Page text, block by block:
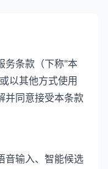
务条款（下称"本
以其他方式使用
并同意接受本条款
音输入、智能候选